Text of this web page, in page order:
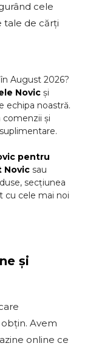
cele
tale de cărți
August 2026?
Novic și
echipa noastră.
comenzii și
pentru
Novic sau
secțiunea
cu cele mai noi
și
Avem
online ce